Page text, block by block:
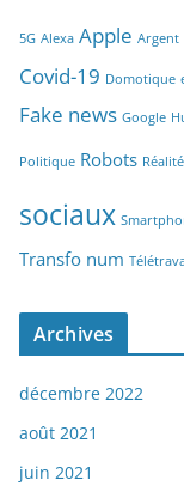
5G Alexa Apple Argent
Covid-19 Domotique
Fake news Google
Politique Robots
sociaux
Transfo num
Archives
décembre 2022
août 2021
juin 2021